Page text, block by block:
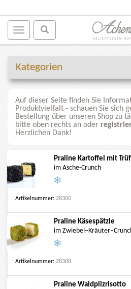
Kategorien
Auf dieser Seite finden Sie
Produktvielfalt - schauen Sie sich
Bestellung über unseren Shop zu
bitte oben rechts an oder
Herzlichen Dank!
Praline Kartoffel mit
im Asche-Crunch
Artikelnummer: 28300
Praline Käsespätzle
im
Artikelnummer: 28308
Praline Waldpilzrisotto